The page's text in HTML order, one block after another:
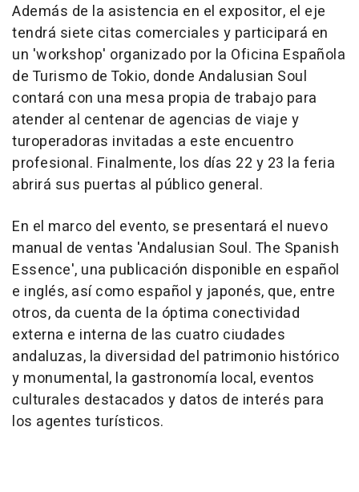
Además de la asistencia en el expositor, el eje
tendrá siete citas comerciales y participará en
un 'workshop' organizado por la Oficina Española
de Turismo de Tokio, donde Andalusian Soul
contará con una mesa propia de trabajo para
atender al centenar de agencias de viaje y
turoperadoras invitadas a este encuentro
profesional. Finalmente, los días 22 y 23 la feria
abrirá sus puertas al público general.
En el marco del evento, se presentará el nuevo
manual de ventas 'Andalusian Soul. The Spanish
Essence', una publicación disponible en español
e inglés, así como español y japonés, que, entre
otros, da cuenta de la óptima conectividad
externa e interna de las cuatro ciudades
andaluzas, la diversidad del patrimonio histórico
y monumental, la gastronomía local, eventos
culturales destacados y datos de interés para
los agentes turísticos.